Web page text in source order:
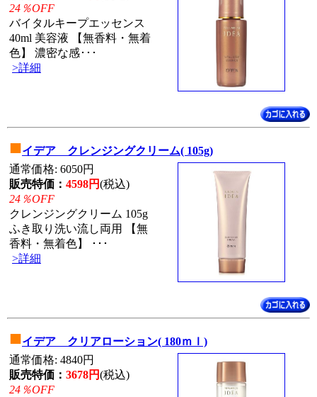
24％OFF
バイタルキープエッセンス
40ml 美容液 【無香料・無着
色】 濃密な感･･･
>詳細
■イデア クレンジングクリーム( 105g)
通常価格: 6050円
販売特価： 4598円(税込)
24％OFF
クレンジングクリーム 105g
ふき取り洗い流し両用 【無
香料・無着色】 ･･･
>詳細
■イデア クリアローション( 180ｍｌ)
通常価格: 4840円
販売特価： 3678円(税込)
24％OFF